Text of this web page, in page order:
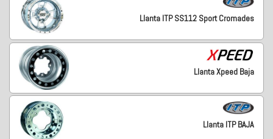
Llanta ITP SS112 Sport Cromades
Llanta Xpeed Baja
Llanta ITP BAJA